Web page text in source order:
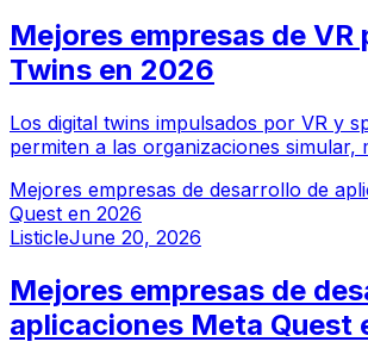
capacitación corporativa.
Mejores empresas de VR
Twins en 2026
Los digital twins impulsados por VR y
permiten a las organizaciones simular,
Estas empresas lideran en la entrega
empresariales de digital twins.
Mejores empresas de desarrollo de
Quest en 2026
ListicleJune 20, 2026
Mejores empresas de
aplicaciones Meta Quest